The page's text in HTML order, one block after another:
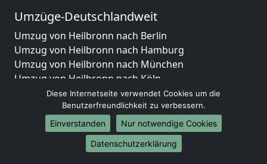
Umzüge-Deutschlandweit
Umzug von Heilbronn nach Berlin
Umzug von Heilbronn nach Hamburg
Umzug von Heilbronn nach München
Umzug von Heilbronn nach Köln
Umzug von Heilbronn nach Frankfurt am Main
Umzug von Heilbronn nach Stuttgart
Umzug von Heilbronn nach Düsseldorf
Umzug von Heilbronn nach Leipzig
Umzug von Heilbronn nach Dortmund
Diese Internetseite verwendet Cookies um die
Benutzerfreundlichkeit zu verbessern.
Einverstanden
Nur notwendige Cookies
Datenschutzerklärung